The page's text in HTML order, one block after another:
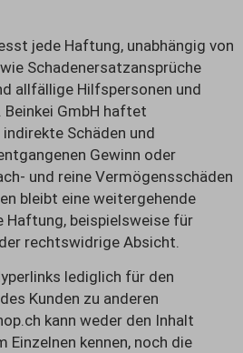
jede Haftung, unabhängig von
Schadenersatzansprüche
allfällige Hilfspersonen und
GmbH haftet
Schäden und
Gewinn oder
und reine Vermögensschäden
bleibt eine weitergehende
Haftung, beispielsweise für
rechtswidrige Absicht.
lediglich für den
Kunden zu anderen
kann weder den Inhalt
Einzelnen kennen, noch die